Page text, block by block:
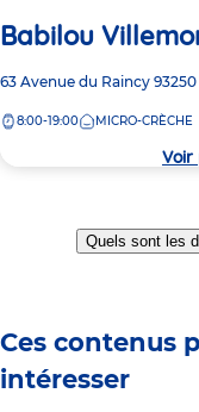
Babilou
Adresse
la
63 Avenue du Raincy 93250
8:00-19:00 MICRO-CRÈCHE
Voir
Quels sont les
Ces contenus
intéresser